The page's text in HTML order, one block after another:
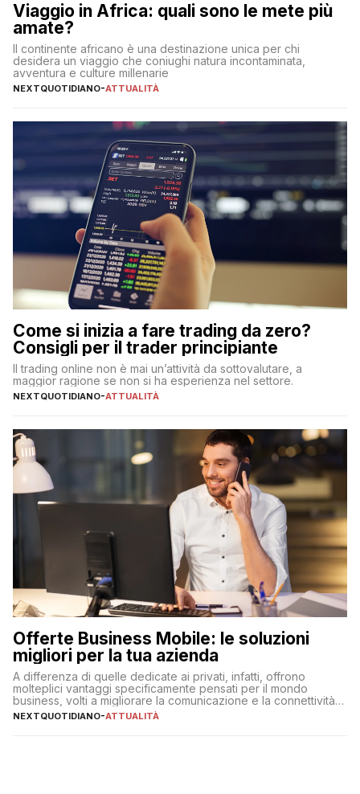
Viaggio in Africa: quali sono le mete più
amate?
Il continente africano è una destinazione unica per chi
desidera un viaggio che coniughi natura incontaminata,
avventura e culture millenarie
NEXTQUOTIDIANO-ATTUALITÀ
Come si inizia a fare trading da zero?
Consigli per il trader principiante
Il trading online non è mai un’attività da sottovalutare, a
maggior ragione se non si ha esperienza nel settore.
NEXTQUOTIDIANO-ATTUALITÀ
Offerte Business Mobile: le soluzioni
migliori per la tua azienda
A differenza di quelle dedicate ai privati, infatti, offrono
molteplici vantaggi specificamente pensati per il mondo
business, volti a migliorare la comunicazione e la connettività
degli utenti
NEXTQUOTIDIANO-ATTUALITÀ